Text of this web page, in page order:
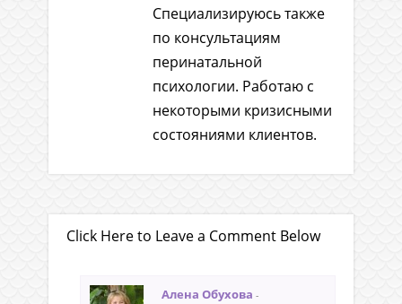
Специализируюсь также
по консультациям
перинатальной
психологии. Работаю с
некоторыми кризисными
состояниями клиентов.
Click Here to Leave a Comment Below
Алена Обухова -